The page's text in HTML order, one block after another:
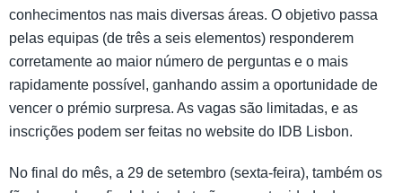
conhecimentos nas mais diversas áreas. O objetivo passa
pelas equipas (de três a seis elementos) responderem
corretamente ao maior número de perguntas e o mais
rapidamente possível, ganhando assim a oportunidade de
vencer o prémio surpresa. As vagas são limitadas, e as
inscrições podem ser feitas no website do IDB Lisbon.
No final do mês, a 29 de setembro (sexta-feira), também os